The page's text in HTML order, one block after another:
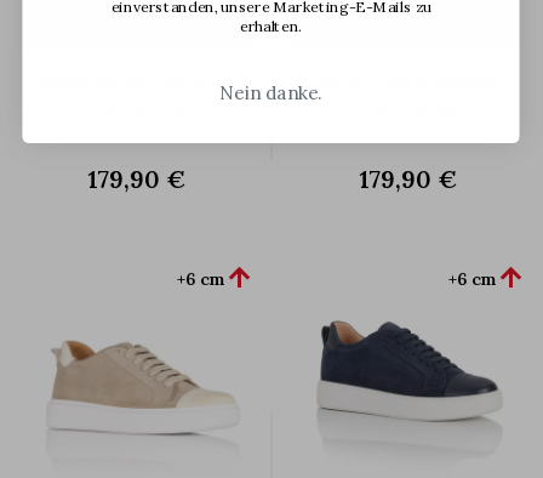
Mitwachsende Sneakers
179,90 € 179,90 €
+6 cm  +6 cm 
einverstanden, unsere Marketing-E-Mails zu
erhalten.
Nein danke.